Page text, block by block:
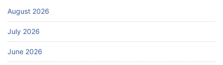
August 2026
July 2026
June 2026